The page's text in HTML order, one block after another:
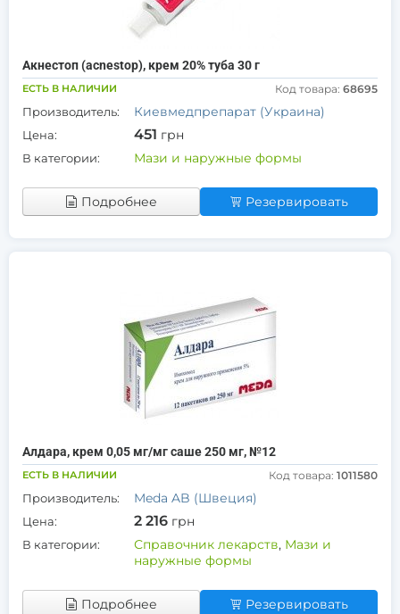
Акнестоп (acnestop), крем 20% туба 30 г
ЕСТЬ В НАЛИЧИИ Код товара: 68695
Производитель: Киевмедпрепарат (Украина)
Цена: 451 грн
В категории: Мази и наружные формы
Подробнее Резервировать
Алдара, крем 0,05 мг/мг саше 250 мг, №12
ЕСТЬ В НАЛИЧИИ Код товара: 1011580
Производитель: Meda AB (Швеция)
Цена: 2 216 грн
В категории: Справочник лекарств, Мази и
наружные формы
Подробнее Резервировать